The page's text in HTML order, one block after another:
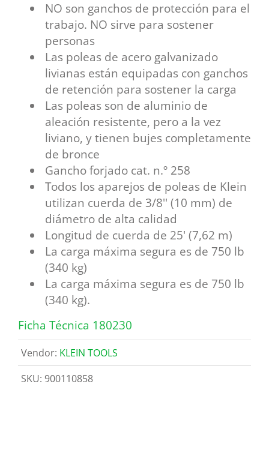
NO son ganchos de protección para el
trabajo. NO sirve para sostener
personas
Las poleas de acero galvanizado
livianas están equipadas con ganchos
de retención para sostener la carga
Las poleas son de aluminio de
aleación resistente, pero a la vez
liviano, y tienen bujes completamente
de bronce
Gancho forjado cat. n.º 258
Todos los aparejos de poleas de Klein
utilizan cuerda de 3/8'' (10 mm) de
diámetro de alta calidad
Longitud de cuerda de 25' (7,62 m)
La carga máxima segura es de 750 lb
(340 kg)
La carga máxima segura es de 750 lb
(340 kg).
Ficha Técnica 180230
Vendor: KLEIN TOOLS
SKU: 900110858